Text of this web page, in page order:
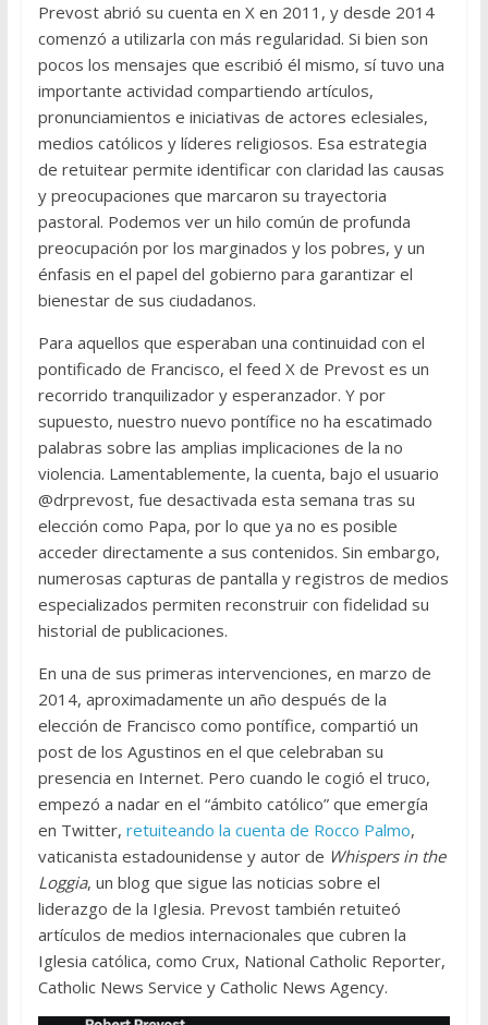
Prevost abrió su cuenta en X en 2011, y desde 2014
comenzó a utilizarla con más regularidad. Si bien son
pocos los mensajes que escribió él mismo, sí tuvo una
importante actividad compartiendo artículos,
pronunciamientos e iniciativas de actores eclesiales,
medios católicos y líderes religiosos. Esa estrategia
de retuitear permite identificar con claridad las causas
y preocupaciones que marcaron su trayectoria
pastoral. Podemos ver un hilo común de profunda
preocupación por los marginados y los pobres, y un
énfasis en el papel del gobierno para garantizar el
bienestar de sus ciudadanos.
Para aquellos que esperaban una continuidad con el
pontificado de Francisco, el feed X de Prevost es un
recorrido tranquilizador y esperanzador. Y por
supuesto, nuestro nuevo pontífice no ha escatimado
palabras sobre las amplias implicaciones de la no
violencia. Lamentablemente, la cuenta, bajo el usuario
@drprevost, fue desactivada esta semana tras su
elección como Papa, por lo que ya no es posible
acceder directamente a sus contenidos. Sin embargo,
numerosas capturas de pantalla y registros de medios
especializados permiten reconstruir con fidelidad su
historial de publicaciones.
En una de sus primeras intervenciones, en marzo de
2014, aproximadamente un año después de la
elección de Francisco como pontífice, compartió un
post de los Agustinos en el que celebraban su
presencia en Internet. Pero cuando le cogió el truco,
empezó a nadar en el “ámbito católico” que emergía
en Twitter, retuiteando la cuenta de Rocco Palmo,
vaticanista estadounidense y autor de Whispers in the
Loggia, un blog que sigue las noticias sobre el
liderazgo de la Iglesia. Prevost también retuiteó
artículos de medios internacionales que cubren la
Iglesia católica, como Crux, National Catholic Reporter,
Catholic News Service y Catholic News Agency.